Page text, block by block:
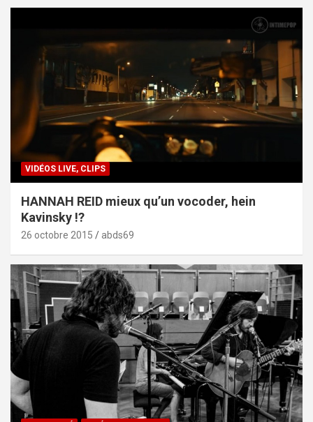
VIDÉOS LIVE, CLIPS
HANNAH REID mieux qu’un vocoder, hein
Kavinsky !?
26 octobre 2015 abds69